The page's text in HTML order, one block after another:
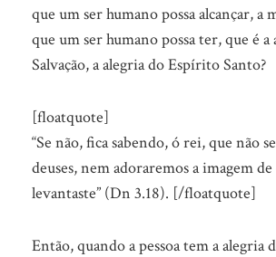
que um ser humano possa alcançar, a
que um ser humano possa ter, que é a
Salvação, a alegria do Espírito Santo?
[floatquote]
“Se não, fica sabendo, ó rei, que não
deuses, nem adoraremos a imagem
levantaste” (Dn 3.18). [/floatquote]
Então, quando a pessoa tem a alegria